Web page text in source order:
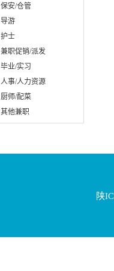
保安/仓管
导游
护士
兼职促销/派发
毕业/实习
人事/人力资源
厨师/配菜
其他兼职
陕